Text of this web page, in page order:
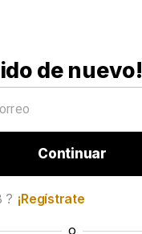
de nuevo!
Continuar
? ¡Regístrate
o